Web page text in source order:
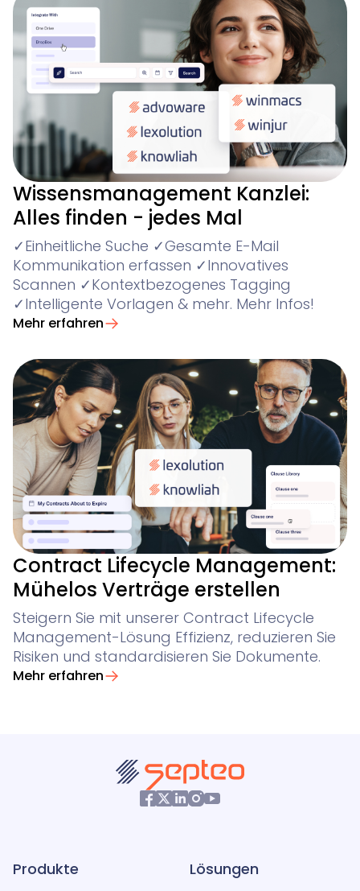
Wissensmanagement Kanzlei:
Alles finden - jedes Mal
✓Einheitliche Suche ✓Gesamte E-Mail
Kommunikation erfassen ✓Innovatives
Scannen ✓Kontextbezogenes Tagging
✓Intelligente Vorlagen & mehr. Mehr Infos!
Mehr erfahren
Contract Lifecycle Management:
Mühelos Verträge erstellen
Steigern Sie mit unserer Contract Lifecycle
Management-Lösung Effizienz, reduzieren Sie
Risiken und standardisieren Sie Dokumente.
Mehr erfahren
Produkte Lösungen